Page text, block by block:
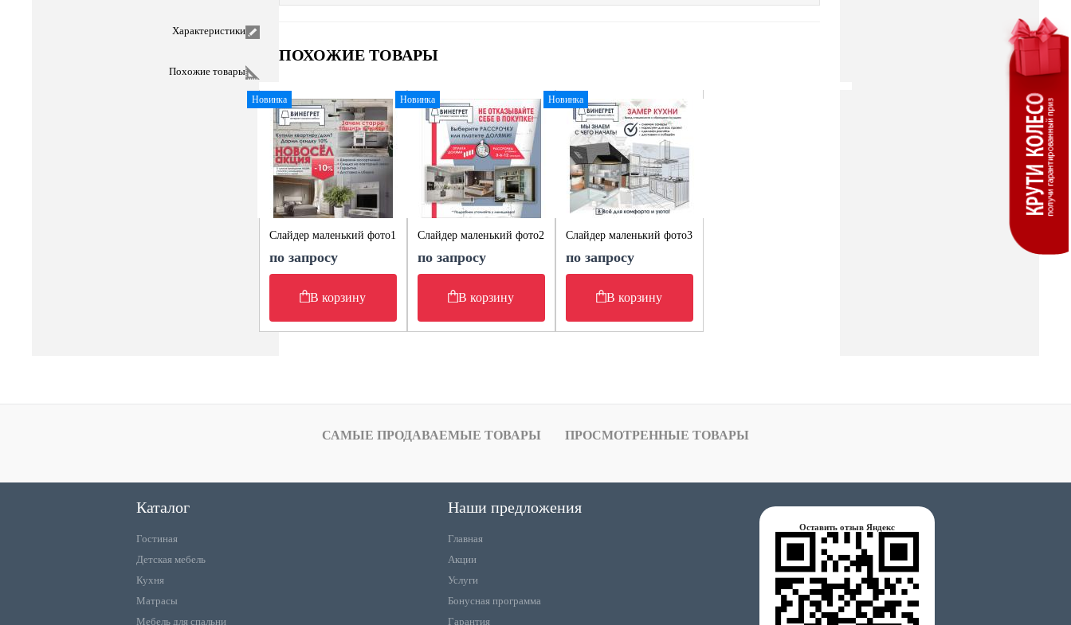
Характеристики
Похожие товары
ПОХОЖИЕ ТОВАРЫ
Новинка
Слайдер маленький фото1
по запросу
В корзину
Новинка
Слайдер маленький фото2
по запросу
В корзину
Новинка
Слайдер маленький фото3
по запросу
В корзину
САМЫЕ ПРОДАВАЕМЫЕ ТОВАРЫ ПРОСМОТРЕННЫЕ ТОВАРЫ
Каталог
Гостиная
Детская мебель
Кухня
Матрасы
Мебель для спальни
Наши предложения
Главная
Акции
Услуги
Бонусная программа
Гарантия
Оставить отзыв Яндекс